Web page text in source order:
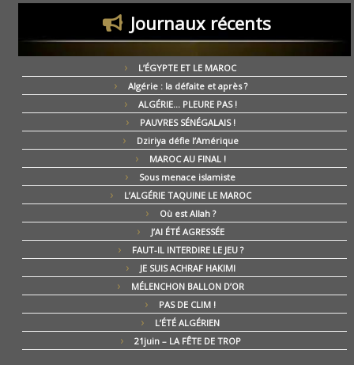
Journaux récents
L’ÉGYPTE ET LE MAROC
Algérie : la défaite et après ?
ALGÉRIE… PLEURE PAS !
PAUVRES SÉNÉGALAIS !
Dziriya défie l’Amérique
MAROC AU FINAL !
Sous menace islamiste
L’ALGÉRIE TAQUINE LE MAROC
Où est Allah ?
J’AI ÉTÉ AGRESSÉE
FAUT-IL INTERDIRE LE JEU ?
JE SUIS ACHRAF HAKIMI
MÉLENCHON BALLON D’OR
PAS DE CLIM !
L’ÉTÉ ALGÉRIEN
21juin – LA FÊTE DE TROP